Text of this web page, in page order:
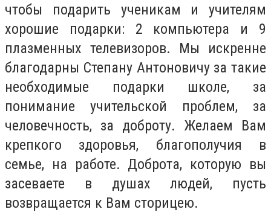
чтобы подарить ученикам и учителям
хорошие подарки: 2 компьютера и 9
плазменных телевизоров. Мы искренне
благодарны Степану Антоновичу за такие
необходимые подарки школе, за
понимание учительской проблем, за
человечность, за доброту. Желаем Вам
крепкого здоровья, благополучия в
семье, на работе. Доброта, которую вы
засеваете в душах людей, пусть
возвращается к Вам cторицею.